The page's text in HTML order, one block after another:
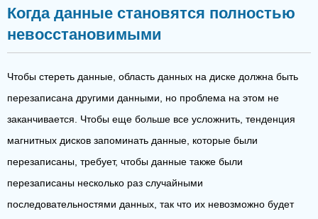
Когда данные становятся полностью
невосстановимыми
Чтобы стереть данные, область данных на диске должна быть
перезаписана другими данными, но проблема на этом не
заканчивается. Чтобы еще больше все усложнить, тенденция
магнитных дисков запоминать данные, которые были
перезаписаны, требует, чтобы данные также были
перезаписаны несколько раз случайными
последовательностями данных, так что их невозможно будет